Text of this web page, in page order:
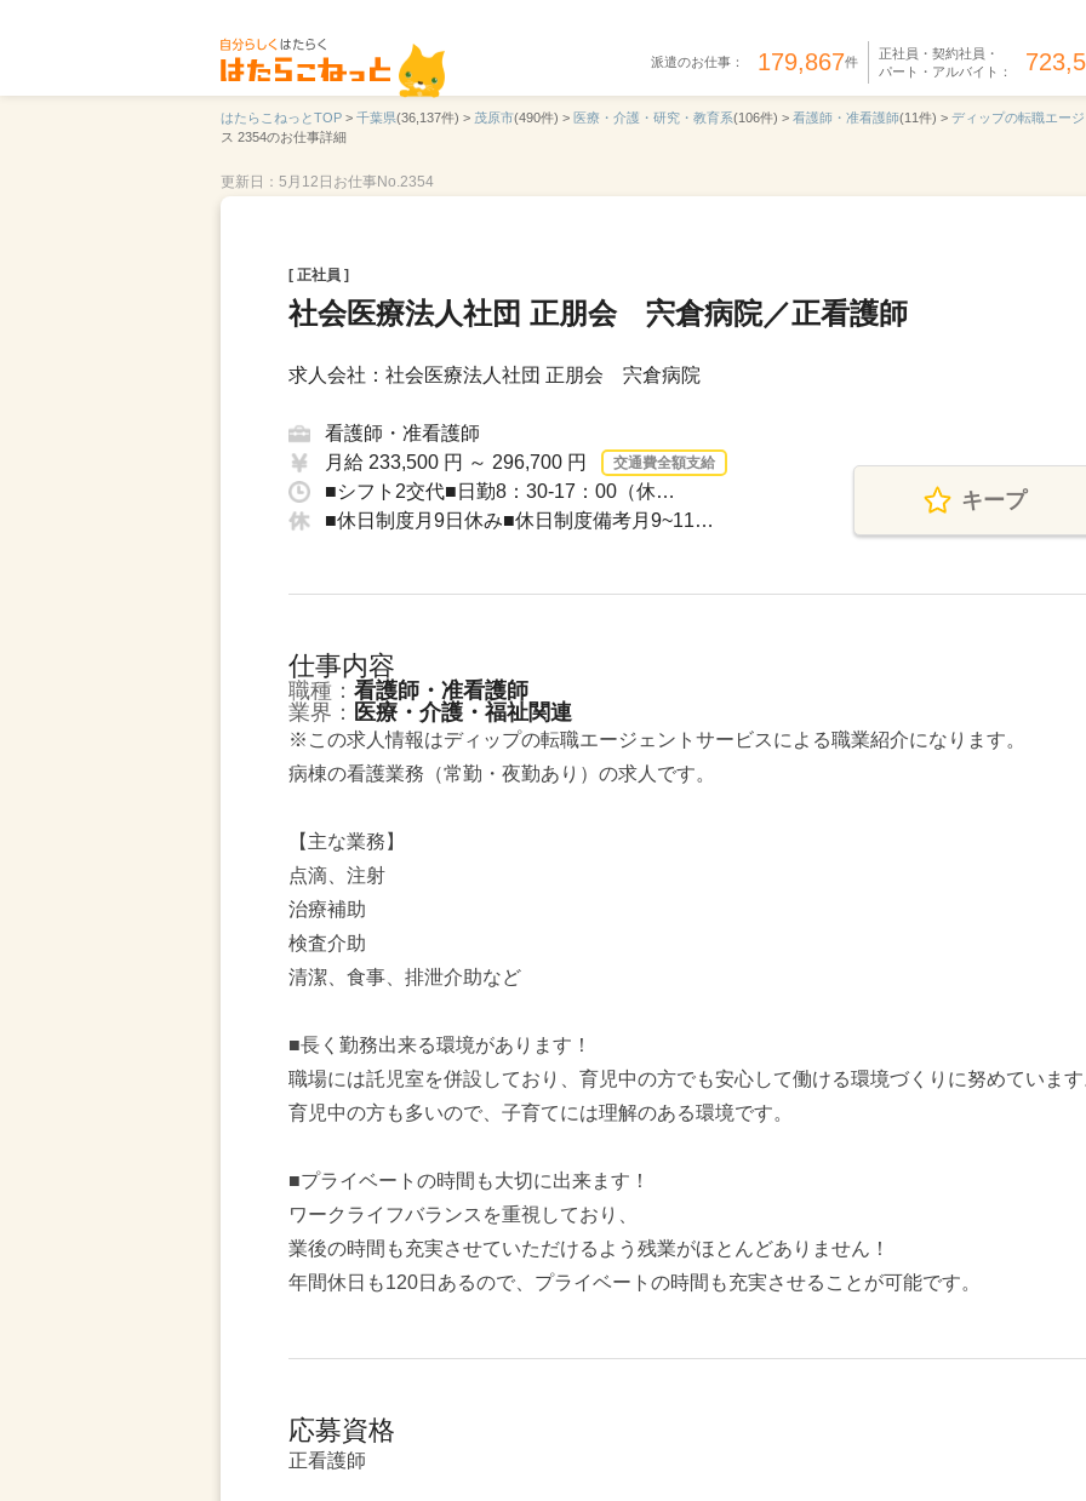
派遣のお仕事： 179,867件
正社員・契約社員・
パート・アルバイト：
はたらこねっとTOP > 千葉県(36,137件) > 茂原市(490件) > 医療・介護・研究・教育系(106件) > 看護師・准看護師(11件) > ディップの転職エー
ス 2354のお仕事詳細
更新日：5月12日 お仕事No.2354
[ 正社員 ]
社会医療法人社団 正朋会 宍倉病院／正看護師
求人会社：社会医療法人社団 正朋会 宍倉病院
看護師・准看護師
月給 233,500 円 ～ 296,700 円
交通費全額支給
■シフト2交代■日勤8：30-17：00（休…
■休日制度月9日休み■休日制度備考月9~11…
キープ
仕事内容
職種： 看護師・准看護師
業界： 医療・介護・福祉関連
※この求人情報はディップの転職エージェントサービスによる職業紹介になります。
病棟の看護業務（常勤・夜勤あり）の求人です。
【主な業務】
点滴、注射
治療補助
検査介助
清潔、食事、排泄介助など
■長く勤務出来る環境があります！
職場には託児室を併設しており、育児中の方でも安心して働ける環境づくりに努めていま
育児中の方も多いので、子育てには理解のある環境です。
■プライベートの時間も大切に出来ます！
ワークライフバランスを重視しており、
業後の時間も充実させていただけるよう残業がほとんどありません！
年間休日も120日あるので、プライベートの時間も充実させることが可能です。
応募資格
正看護師